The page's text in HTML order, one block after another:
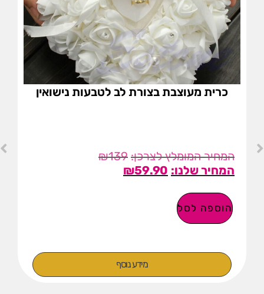
כרית מעוצבת בצורת לב לטבעות נישואין
₪139
₪59.90
הוספה לסל
מידע נוסף